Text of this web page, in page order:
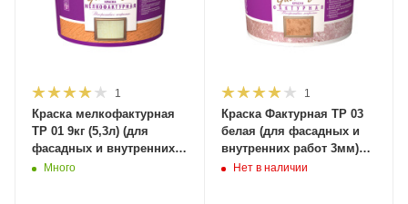
1
Краска мелкофактурная
TP 01 9кг (5,3л) (для
фасадных и внутренних
работ 1мм) ВГТ
Много
1
Краска Фактурная TP 03
белая (для фасадных и
внутренних работ 3мм)
Нет в наличии